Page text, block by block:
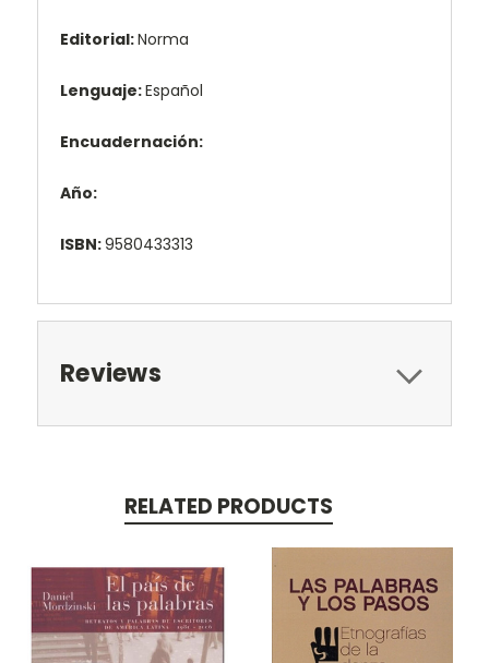
Editorial:Norma
Lenguaje:Español
Encuadernación:
Año:
ISBN:9580433313
Reviews
RELATED PRODUCTS